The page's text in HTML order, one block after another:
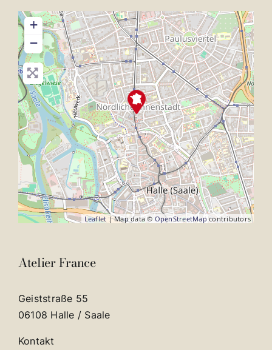
+
−
Leaflet | Map data © OpenStreetMap contributors
Atelier France
Geiststraße 55
06108 Halle / Saale
Kontakt